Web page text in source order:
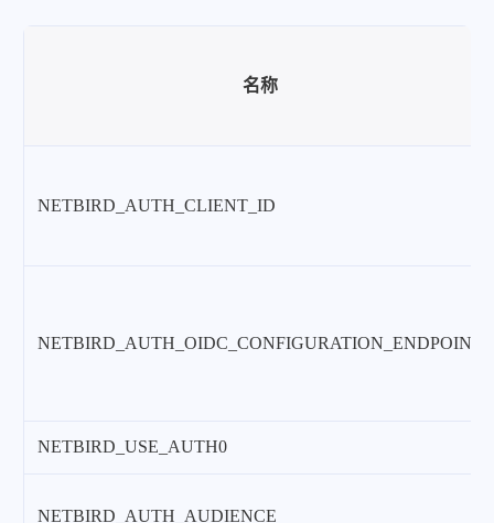
名称
NETBIRD_AUTH_CLIENT_ID
NETBIRD_AUTH_OIDC_CONFIGURATION_ENDPOINT
NETBIRD_USE_AUTH0
NETBIRD_AUTH_AUDIENCE